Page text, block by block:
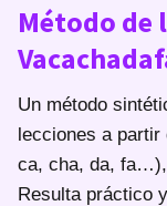
Método de
Un método
lecciones a
ca, cha, da, fa…),
Resulta práctico